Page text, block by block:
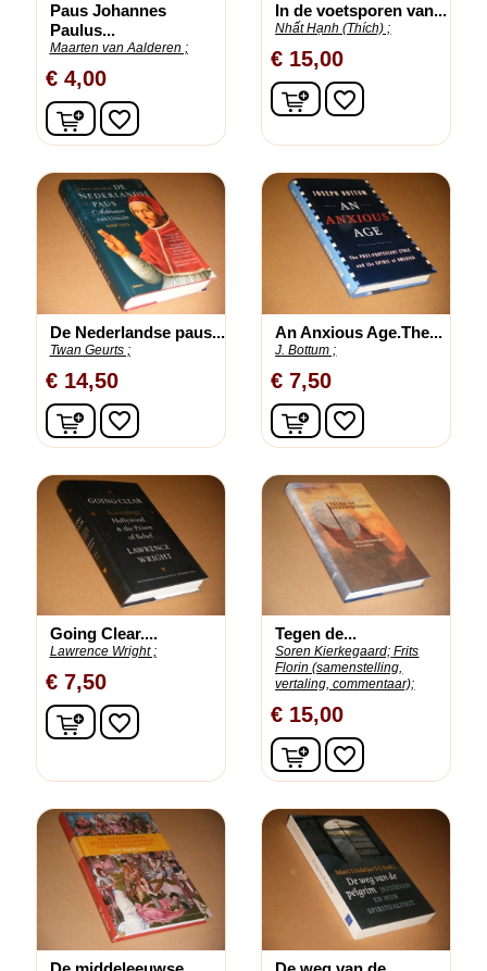
Paus Johannes
Paulus...
Maarten van Aalderen ;
€ 4,00
In winkelwagen
favorite_border
In de voetsporen van...
Nhất Hạnh (Thích) ;
€ 15,00
In winkelwagen
favorite_border
De Nederlandse paus...
Twan Geurts ;
€ 14,50
In winkelwagen
favorite_border
An Anxious Age.The...
J. Bottum ;
€ 7,50
In winkelwagen
favorite_border
Going Clear....
Lawrence Wright ;
€ 7,50
In winkelwagen
favorite_border
Tegen de...
Soren Kierkegaard; Frits
Florin (samenstelling,
vertaling, commentaar);
€ 15,00
In winkelwagen
favorite_border